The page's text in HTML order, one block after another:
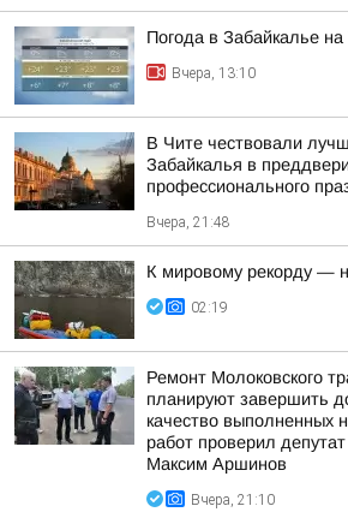
Погода в Забайкалье на
Вчера, 13:10
В Чите чествовали
Забайкалья в
профессионального
Вчера, 21:48
К мировому рекорду —
02:19
Ремонт Молоковского
планируют завершить
качество выполненных
работ проверил
Максим Аршинов
Вчера, 21:10